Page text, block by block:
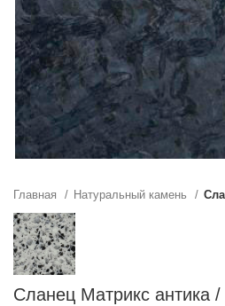
Главная Натуральный камень
Сланец Матрикс антика